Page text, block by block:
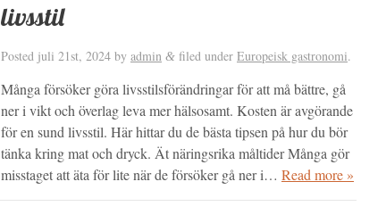
livsstil
Posted juli 21st, 2024 by admin & filed under Europeisk gastronomi.
Många försöker göra livsstilsförändringar för att må bättre, gå
ner i vikt och överlag leva mer hälsosamt. Kosten är avgörande
för en sund livsstil. Här hittar du de bästa tipsen på hur du bör
tänka kring mat och dryck. Ät näringsrika måltider Många gör
misstaget att äta för lite när de försöker gå ner i… Read more »